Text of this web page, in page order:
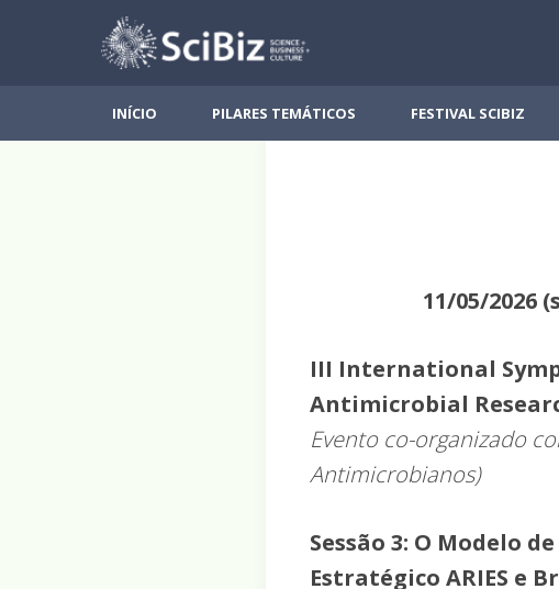
INÍCIO PILARES TEMÁTICOS FESTIVAL SCIBIZ
11/05/2026
III International
Antimicrobial
Evento co-organizado
Antimicrobianos)
Sessão 3: O Modelo
Estratégico ARIES e